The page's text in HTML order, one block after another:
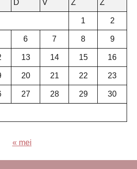
D V Z Z
1 2
6 7 8 9
13 14 15 16
20 21 22 23
27 28 29 30
« mei